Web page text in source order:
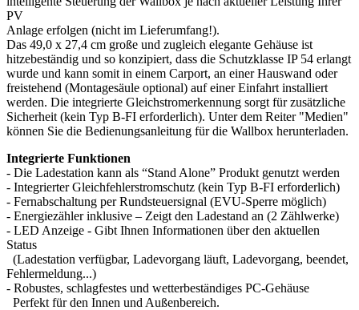
PV
Anlage erfolgen (nicht im Lieferumfang!).
Das 49,0 x 27,4 cm große und zugleich elegante Gehäuse ist
hitzebeständig und so konzipiert, dass die Schutzklasse IP 54 erlangt
wurde und kann somit in einem Carport, an einer Hauswand oder
freistehend (Montagesäule optional) auf einer Einfahrt installiert
werden. Die integrierte Gleichstromerkennung sorgt für zusätzliche
Sicherheit (kein Typ B-FI erforderlich). Unter dem Reiter "Medien"
können Sie die Bedienungsanleitung für die Wallbox herunterladen.
Integrierte Funktionen
- Die Ladestation kann als “Stand Alone” Produkt genutzt werden
- Integrierter Gleichfehlerstromschutz (kein Typ B-FI erforderlich)
- Fernabschaltung per Rundsteuersignal (EVU-Sperre möglich)
- Energiezähler inklusive – Zeigt den Ladestand an (2 Zählwerke)
- LED Anzeige - Gibt Ihnen Informationen über den aktuellen
Status
(Ladestation verfügbar, Ladevorgang läuft, Ladevorgang, beendet,
Fehlermeldung...)
- Robustes, schlagfestes und wetterbeständiges PC-Gehäuse
Perfekt für den Innen und Außenbereich.